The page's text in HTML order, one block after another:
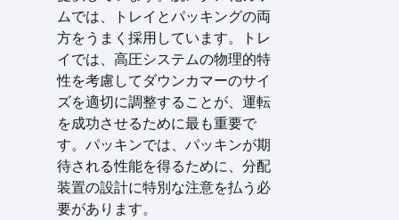
ムでは、トレイとパッキングの両
方をうまく採用しています。トレ
イでは、高圧システムの物理的特
性を考慮してダウンカマーのサイ
ズを適切に調整することが、運転
を成功させるために最も重要で
す。パッキンでは、パッキンが期
待される性能を得るために、分配
装置の設計に特別な注意を払う必
要があります。